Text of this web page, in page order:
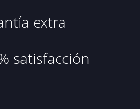
extra
satisfacción